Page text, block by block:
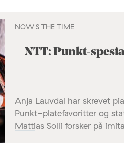
NOW'S THE TIME
NTT: Punkt-
Anja Lauvdal har skrevet
Punkt-platefavoritter og
Mattias Solli forsker på